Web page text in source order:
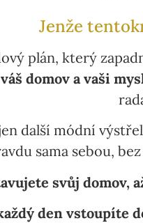
Jenže
plán, který
domov a vaši
další módní
sama sebou,
svůj domov,
den